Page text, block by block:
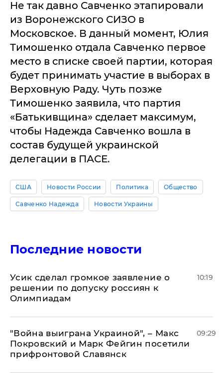
Не так давно Савченко этапировали
из Воронежского СИЗО в
Московское. В данный момент, Юлия
Тимошенко отдала Савченко первое
место в списке своей партии, которая
будет принимать участие в выборах в
Верховную Раду. Чуть позже
Тимошенко заявила, что партия
«Батькивщина» сделает максимум,
чтобы Надежда Савченко вошла в
состав будущей украинской
делегации в ПАСЕ.
США Новости России Политика Общество
Савченко Надежда Новости Украины
Последние новости
Усик сделал громкое заявление о
решении по допуску россиян к
Олимпиадам
10:19
"Война выиграна Украиной", – Макс
Покровский и Марк Фейгин посетили
прифронтовой Славянск
09:29